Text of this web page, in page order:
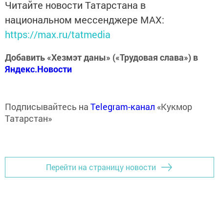
Читайте новости Татарстана в
национальном мессенджере MАХ:
https://max.ru/tatmedia
Добавить «Хезмэт даны» («Трудовая слава») в
Яндекс.Новости
Подписывайтесь на Telegram-канал «Кукмор
Татарстан»
Перейти на страницу новости